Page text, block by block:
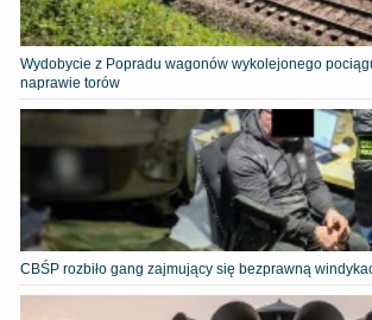
Wydobycie z Popradu wagonów wykolejonego
naprawie torów
CBŚP rozbiło gang zajmujący się bezprawną